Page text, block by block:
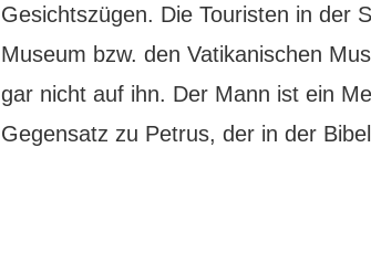
Gesichtszügen. Die Touristen in der
Museum bzw. den Vatikanischen
gar nicht auf ihn. Der Mann ist ein
Gegensatz zu Petrus, der in der